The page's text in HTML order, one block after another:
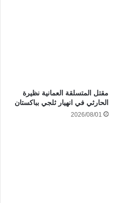
مقتل المتسلقة العمانية نظيرة
الحارثي في انهيار ثلجي بباكستان
2026/08/01